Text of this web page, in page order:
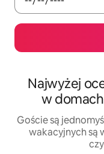
Najwyżej
w
Goście są
wakacyjnych są